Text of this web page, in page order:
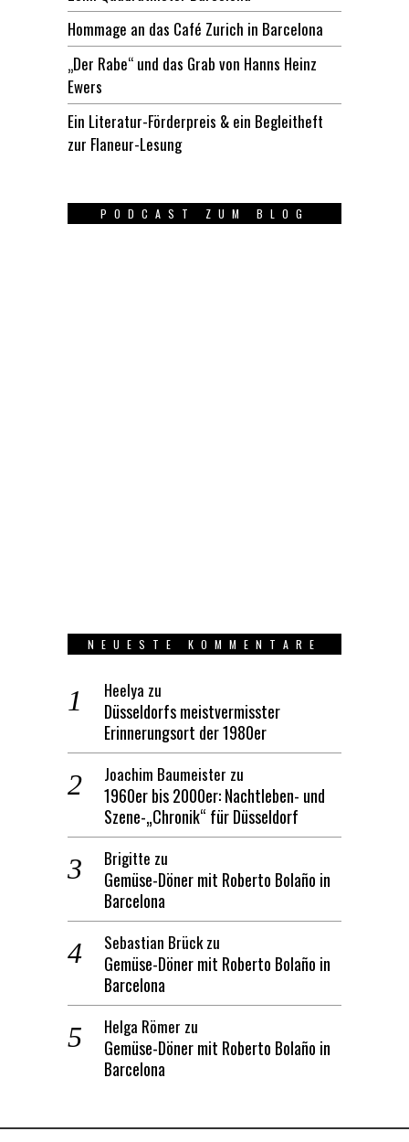
Hommage an das Café Zurich in Barcelona
„Der Rabe“ und das Grab von Hanns Heinz
Ewers
Ein Literatur-Förderpreis & ein Begleitheft
zur Flaneur-Lesung
PODCAST ZUM BLOG
NEUESTE KOMMENTARE
Heelya zu
Düsseldorfs meistvermisster
Erinnerungsort der 1980er
Joachim Baumeister zu
1960er bis 2000er: Nachtleben- und
Szene-„Chronik“ für Düsseldorf
Brigitte zu
Gemüse-Döner mit Roberto Bolaño in
Barcelona
Sebastian Brückzu
Gemüse-Döner mit Roberto Bolaño in
Barcelona
Helga Römer zu
Gemüse-Döner mit Roberto Bolaño in
Barcelona